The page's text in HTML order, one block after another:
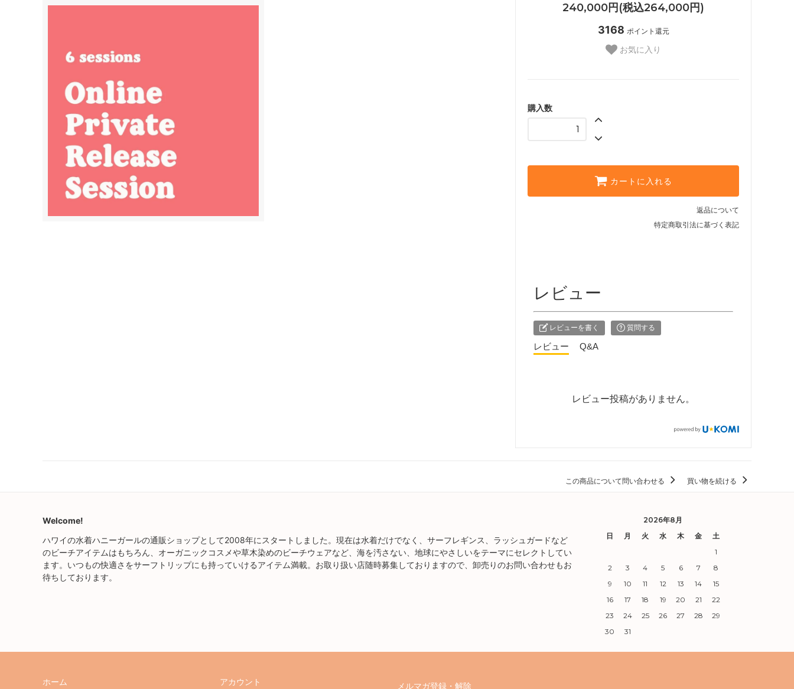
240,000円(税込264,000円)
3168 ポイント還元
お気に入り
購入数
カートに入れる
返品について
特定商取引法に基づく表記
レビュー
レビューを書く 質問する
レビュー Q&A
レビュー投稿がありません。
この商品について問い合わせる 買い物を続ける
Welcome!
ハワイの水着ハニーガールの通販ショップとして2008年にスタートしました。現在は水着だけでなく、サーフレギンス、ラッシュガードなど
のビーチアイテムはもちろん、オーガニックコスメや草木染めのビーチウェアなど、海を汚さない、地球にやさしいをテーマにセレクトしてい
ます。いつもの快適さをサーフトリップにも持っていけるアイテム満載。お取り扱い店随時募集しておりますので、卸売りのお問い合わせもお
待ちしております。
2026年8月
日
月 火 水 木 金
土
1
2
3 4 5 6 7
8
9
10 11 12 13 14
15
16
17 18 19 20 21
22
23
24 25 26 27 28
29
30
31
メルマガ登録・解除
ホーム
アカウント